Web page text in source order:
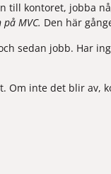
till kontoret, jobba
MVC. Den här
sedan jobb. Har
inte det blir av,